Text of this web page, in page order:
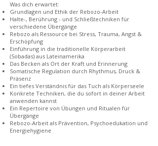
Was dich erwartet:
Grundlagen und Ethik der Rebozo-Arbeit
Halte-, Berührung - und Schließtechniken für
verschiedene Übergänge
Rebozo als Ressource bei Stress, Trauma, Angst &
Erschöpfung
Einführung in die traditionelle Körperarbeit
(Sobadas) aus Lateinamerika
Das Becken als Ort der Kraft und Erinnerung
Somatische Regulation durch Rhythmus, Druck &
Präsenz
Ein tiefes Verständnis für das Tuch als Körperseele
Konkrete Techniken, die du sofort in deiner Arbeit
anwenden kannst
Ein Repertoire von Übungen und Ritualen für
Übergänge
Rebozo-Arbeit als Prävention, Psychoedukation und
Energiehygiene